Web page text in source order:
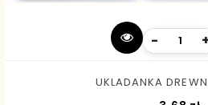
- +
UKLADANKA